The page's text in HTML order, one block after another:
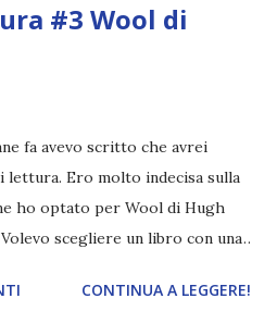
#3 Wool di
fa avevo scritto che avrei
Ero molto indecisa sulla
ho optato per Wool di Hugh
scegliere un libro con una
il recap e sia perché
CONTINUA A LEGGERE!